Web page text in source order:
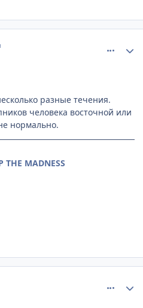
разные течения.
человека восточной или
нормально.
THE MADNESS